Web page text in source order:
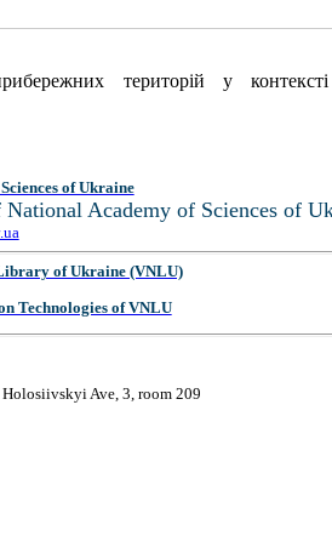
територій у контексті
of Ukraine
Academy of Sciences of
of Ukraine (VNLU)
Technologies of VNLU
Ave, 3, room 209